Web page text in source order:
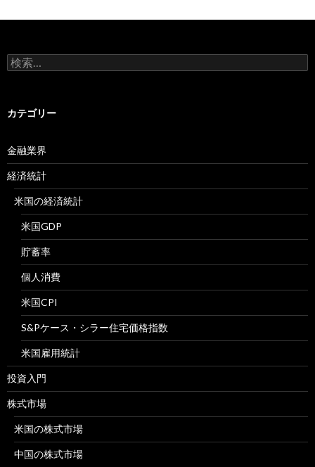
検
索:
カテゴリー
金融業界
経済統計
米国の経済統計
米国GDP
貯蓄率
個人消費
米国CPI
S&Pケース・シラー住宅価格指数
米国雇用統計
投資入門
株式市場
米国の株式市場
中国の株式市場